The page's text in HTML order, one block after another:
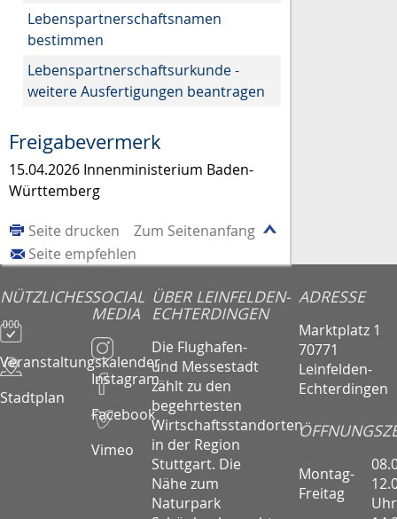
Lebenspartnerschaftsnamen
bestimmen
Lebenspartnerschaftsurkunde -
weitere Ausfertigungen beantragen
Freigabevermerk
15.04.2026 Innenministerium Baden-
Württemberg
Zum Seitenanfang
Seite drucken
Seite empfehlen
NÜTZLICHES
Veranstaltungskalender
Stadtplan
SOCIAL
MEDIA
Instagram
Facebook
Vimeo
ÜBER LEINFELDEN-
ECHTERDINGEN
Die Flughafen-
und Messestadt
zählt zu den
begehrtesten
Wirtschaftsstandorten
in der Region
Stuttgart. Die
Nähe zum
Naturpark
ADRESSE
Marktplatz 1
70771
Leinfelden-
Echterdingen
Montag-
Freitag
Uhr